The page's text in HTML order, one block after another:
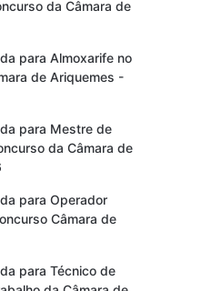
da Câmara de
para Almoxarife no
de Ariquemes -
para Mestre de
da Câmara de
para Operador
Câmara de
para Técnico de